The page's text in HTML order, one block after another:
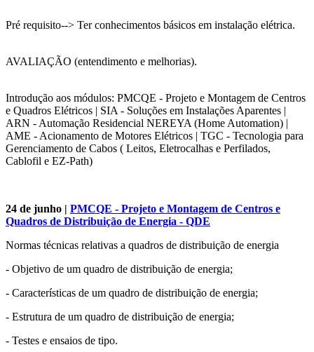
Pré requisito--> Ter conhecimentos básicos em instalação elétrica.
AVALIAÇÃO (entendimento e melhorias).
Introdução aos módulos: PMCQE - Projeto e Montagem de Centros
e Quadros Elétricos | SIA - Soluções em Instalações Aparentes |
ARN - Automação Residencial NEREYA (Home Automation) |
AME - Acionamento de Motores Elétricos | TGC - Tecnologia para
Gerenciamento de Cabos ( Leitos, Eletrocalhas e Perfilados,
Cablofil e EZ-Path)
24 de junho | PMCQE - Projeto e Montagem de Centros e
Quadros de Distribuição de Energia - QDE
Normas técnicas relativas a quadros de distribuição de energia
- Objetivo de um quadro de distribuição de energia;
- Características de um quadro de distribuição de energia;
- Estrutura de um quadro de distribuição de energia;
- Testes e ensaios de tipo.